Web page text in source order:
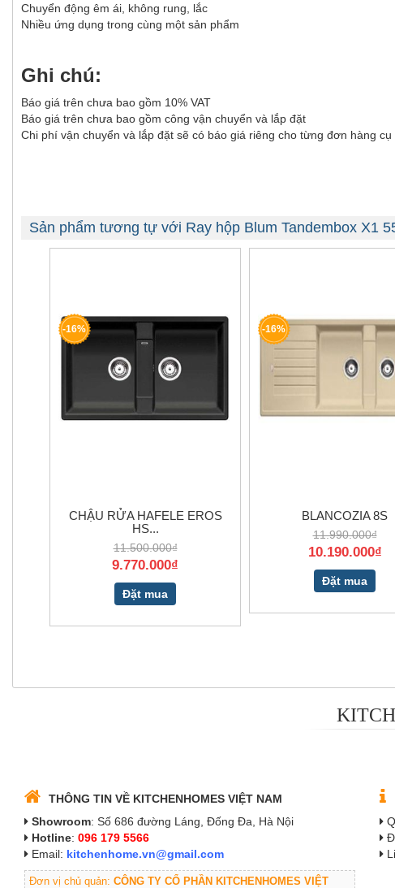
Chuyển động êm ái, không rung, lắc
Nhiều ứng dụng trong cùng một sản phẩm
Ghi chú:
Báo giá trên chưa bao gồm 10% VAT
Báo giá trên chưa bao gồm công vận chuyển và lắp đặt
Chi phí vận chuyển và lắp đặt sẽ có báo giá riêng cho từng đơn hàng cụ
Sản phẩm tương tự với Ray hộp Blum Tandembox X1
-16%
CHẬU RỬA HAFELE EROS
HS...
11.500.000₫
9.770.000₫
Đặt mua
-16%
BLANCOZIA 8S
11.990.000₫
10.190.000₫
Đặt mua
THÔNG TIN VỀ KITCHENHOMES VIỆT NAM
Showroom: Số 686 đường Láng, Đống Đa, Hà Nội
Hotline: 096 179 5566
Email: kitchenhome.vn@gmail.com
Đơn vị chủ quản: CÔNG TY CỔ PHẦN KITCHENHOMES VIỆT